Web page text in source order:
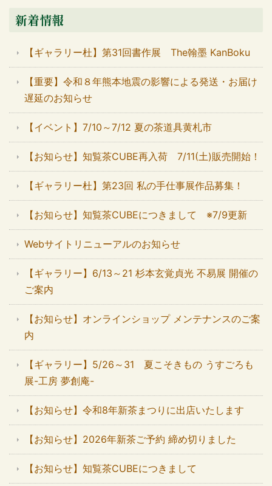
新着情報
【ギャラリー杜】第31回書作展 The翰墨 KanBoku
【重要】令和８年熊本地震の影響による発送・お届け
遅延のお知らせ
【イベント】7/10～7/12 夏の茶道具黄札市
【お知らせ】知覧茶CUBE再入荷 7/11(土)販売開始！
【ギャラリー杜】第23回 私の手仕事展作品募集！
【お知らせ】知覧茶CUBEにつきまして ※7/9更新
Webサイトリニューアルのお知らせ
【ギャラリー】6/13～21 杉本玄覚貞光 不易展 開催の
ご案内
【お知らせ】オンラインショップ メンテナンスのご案
内
【ギャラリー】5/26～31 夏こそきもの うすごろも
展-工房 夢創庵-
【お知らせ】令和8年新茶まつりに出店いたします
【お知らせ】2026年新茶ご予約 締め切りました
【お知らせ】知覧茶CUBEにつきまして